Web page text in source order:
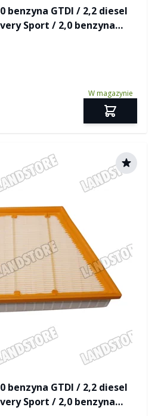
benzyna GTDI / 2,2 diesel
Sport / 2,0 benzyna
W magazynie
benzyna GTDI / 2,2 diesel
Sport / 2,0 benzyna